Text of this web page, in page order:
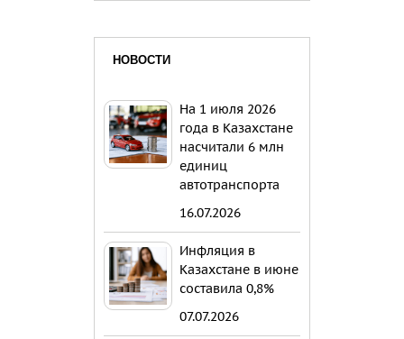
НОВОСТИ
На 1 июля 2026
года в Казахстане
насчитали 6 млн
единиц
автотранспорта
16.07.2026
Инфляция в
Казахстане в июне
составила 0,8%
07.07.2026